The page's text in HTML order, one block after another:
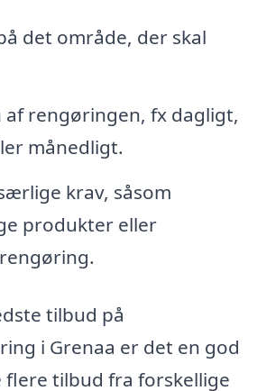
det område, der skal
af rengøringen, fx dagligt,
månedligt.
krav, såsom
produkter eller
tilbud på
i Grenaa er det en god
flere tilbud fra forskellige